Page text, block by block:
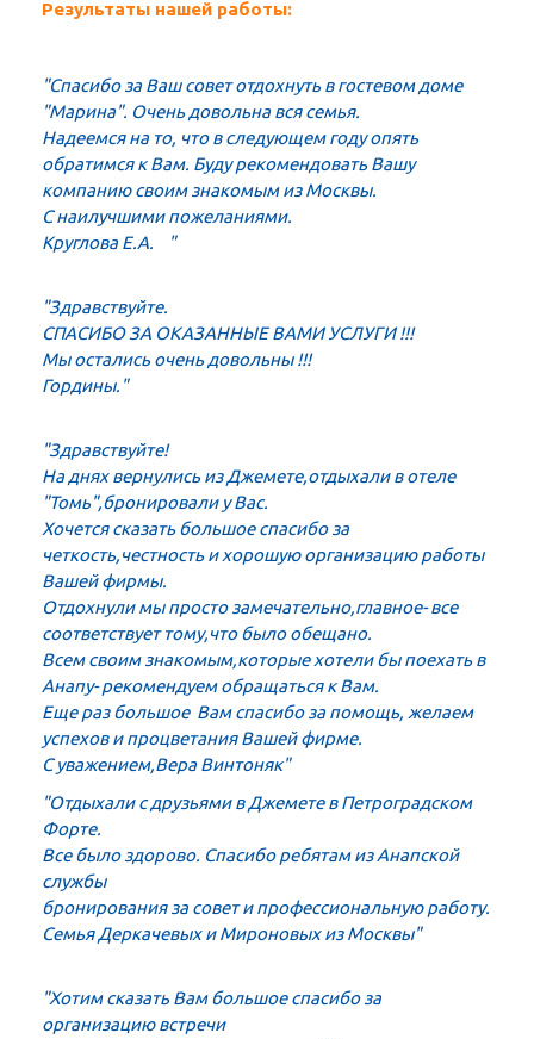
Результаты нашей работы:
"Спасибо за Ваш совет отдохнуть в гостевом доме
"Марина". Очень довольна вся семья.
Надеемся на то, что в следующем году опять
обратимся к Вам. Буду рекомендовать Вашу
компанию своим знакомым из Москвы.
С наилучшими пожеланиями.
Круглова Е.А. "
"Здравствуйте.
СПАСИБО ЗА ОКАЗАННЫЕ ВАМИ УСЛУГИ !!!
Мы остались очень довольны !!!
Гордины."
"Здравствуйте!
На днях вернулись из Джемете,отдыхали в отеле
"Томь",бронировали у Вас.
Хочется сказать большое спасибо за
четкость,честность и хорошую организацию работы
Вашей фирмы.
Отдохнули мы просто замечательно,главное- все
соответствует тому,что было обещано.
Всем своим знакомым,которые хотели бы поехать в
Анапу- рекомендуем обращаться к Вам.
Еще раз большое Вам спасибо за помощь, желаем
успехов и процветания Вашей фирме.
С уважением,Вера Винтоняк"
"Отдыхали с друзьями в Джемете в Петроградском
Форте.
Все было здорово. Спасибо ребятам из Анапской
службы
бронирования за совет и профессиональную работу.
Семья Деркачевых и Мироновых из Москвы"
"Хотим сказать Вам большое спасибо за
организацию встречи